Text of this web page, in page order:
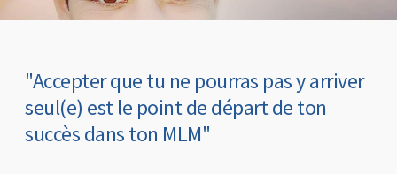
"Accepter que tu ne pourras pas y arriver
seul(e) est le point de départ de ton
succès dans ton MLM"